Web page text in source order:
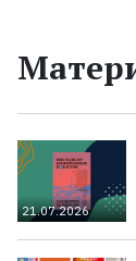
21.07.2026